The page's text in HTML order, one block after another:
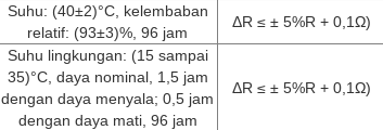
Suhu: (40±2)°C, kelembaban
relatif: (93±3)%, 96 jam
ΔR ≤ ± 5%R + 0,1Ω)
Suhu lingkungan: (15 sampai
35)°C, daya nominal, 1,5 jam
dengan daya menyala; 0,5 jam
dengan daya mati, 96 jam
ΔR ≤ ± 5%R + 0,1Ω)